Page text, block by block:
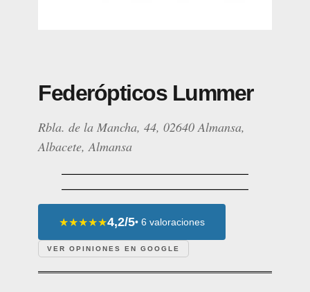
Federópticos Lummer
Rbla. de la Mancha, 44, 02640 Almansa,
Albacete, Almansa
★★★★★4,2/5• 6 valoraciones
VER OPINIONES EN GOOGLE